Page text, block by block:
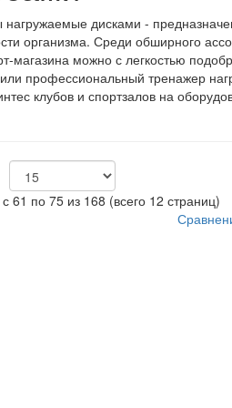
дисками -
организма. Среди обширного
магазина можно с легкостью
профессиональный тренажер
клубов и спортзалов на
61 по 75 из 168 (всего 12 страниц)